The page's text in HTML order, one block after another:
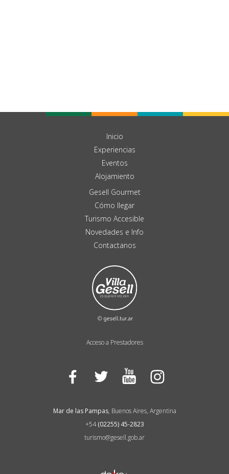
Acceso a Prestadores
Inicio
Experiencias
Eventos
Alojamiento
Gesell Gourmet
Cómo llegar
Turismo Accesible
Novedades e Info
Contactanos
Facebook Twitter YouTube
Mar de las Pampas, Buenos Aires, Argentina
+54(02255) 45-2823
turismo@gesell.gob.ar